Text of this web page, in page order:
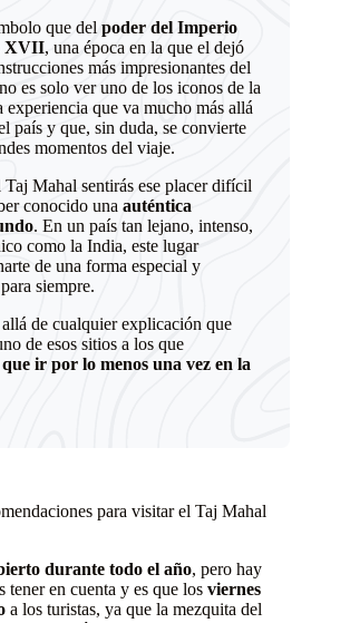
que del poder del Imperio
XVII, una época en la que el dejó
más impresionantes del
es solo ver uno de los iconos de la
que va mucho más allá
país y que, sin duda, se convierte
momentos del viaje.
Mahal sentirás ese placer difícil
conocido una auténtica
. En un país tan lejano, intenso,
como la India, este lugar
de una forma especial y
siempre.
de cualquier explicación que
de esos sitios a los que
ir por lo menos una vez en la
para visitar el Taj Mahal
durante todo el año, pero hay
tener en cuenta y es que los viernes
a los turistas, ya que la mezquita del